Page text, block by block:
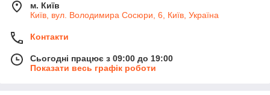
м. Київ
Київ, вул. Володимира Сосюри, 6, Київ, Україна
Контакти
Сьогодні працює з 09:00 до 19:00
Показати весь графік роботи